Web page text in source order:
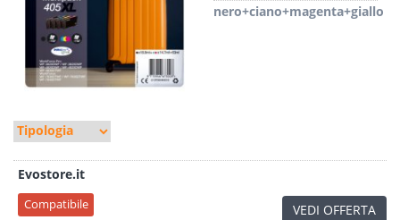
nero+ciano+magenta+giallo
Evostore.it
Compatibile VEDI OFFERTA